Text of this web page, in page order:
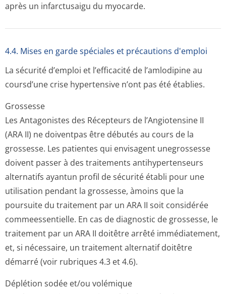
après un infarctusaigu du myocarde.
4.4. Mises en garde spéciales et précautions d'emploi
La sécurité d’emploi et l’efficacité de l’amlodipine au
coursd’une crise hypertensive n’ont pas été établies.
Grossesse
Les Antagonistes des Récepteurs de l’Angiotensine II
(ARA II) ne doiventpas être débutés au cours de la
grossesse. Les patientes qui envisagent unegrossesse
doivent passer à des traitements antihypertenseurs
alternatifs ayantun profil de sécurité établi pour une
utilisation pendant la grossesse, àmoins que la
poursuite du traitement par un ARA II soit considérée
commeessentielle. En cas de diagnostic de grossesse, le
traitement par un ARA II doitêtre arrêté immédiatement,
et, si nécessaire, un traitement alternatif doitêtre
démarré (voir rubriques 4.3 et 4.6).
Déplétion sodée et/ou volémique